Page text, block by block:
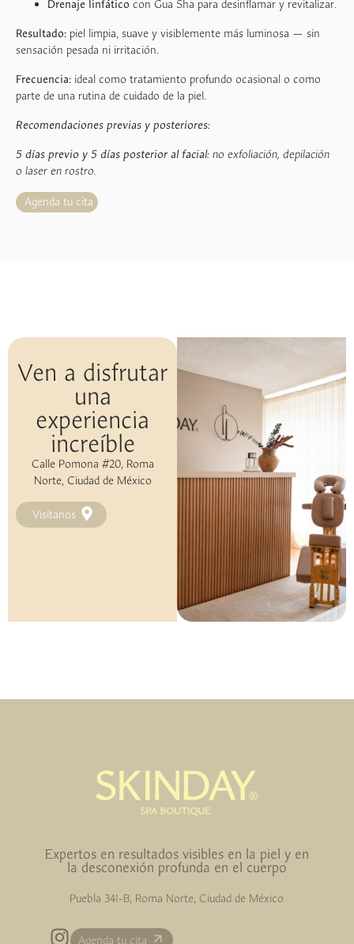
Drenaje linfático con Gua Sha para desinflamar y revitalizar.
Resultado: piel limpia, suave y visiblemente más luminosa — sin
sensación pesada ni irritación.
Frecuencia: ideal como tratamiento profundo ocasional o como
parte de una rutina de cuidado de la piel.
Recomendaciones previas y posteriores:
5 días previo y 5 días posterior al facial: no exfoliación, depilación
o laser en rostro.
Agenda tu cita
Ven a disfrutar
una
experiencia
increíble
Calle Pomona #20, Roma
Norte, Ciudad de México
Visítanos
Expertos en resultados visibles en la piel y en
la desconexión profunda en el cuerpo
Puebla 341-B, Roma Norte, Ciudad de México
Agenda tu cita